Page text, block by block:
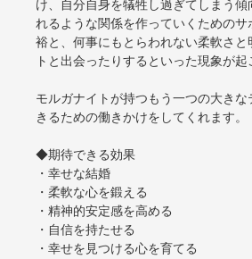
け、自分自身を犠牲し過ぎてしまう
れるような関係を作っていくための
裕と、何事にもとらわれない柔軟さ
トと出会ったりするといった現象が起
モルガナイトが持つもう一つの大き
きるための働きかけをしてくれます。
◆期待できる効果
・幸せな結婚
・柔軟な心を鍛える
・精神的安定感を高める
・自信を持たせる
・幸せを見つける心を育てる